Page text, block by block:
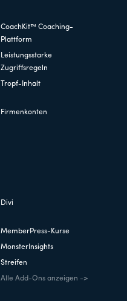
CoachKit™ Coaching-
Plattform
Leistungsstarke
Zugriffsregeln
Tropf-Inhalt
Firmenkonten
Divi
MemberPress-Kurse
MonsterInsights
Streifen
Alle Add-Ons anzeigen ->